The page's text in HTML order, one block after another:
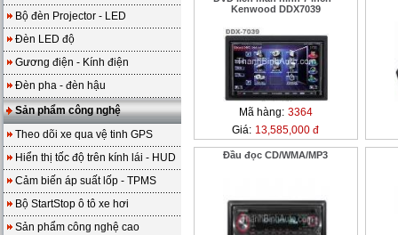
Bộ đèn Projector - LED
Đèn LED độ
Gương điện - Kính điện
Đèn pha - đèn hậu
Sản phẩm công nghệ
Theo dõi xe qua vệ tinh GPS
Hiển thị tốc độ trên kính lái - HUD
Cảm biến áp suất lốp - TPMS
Bộ StartStop ô tô xe hơi
Sản phẩm công nghệ cao
Kenwood DDX7039
Mã hàng: 3364
Giá: 13,585,000 đ
Đầu đọc CD/WMA/MP3